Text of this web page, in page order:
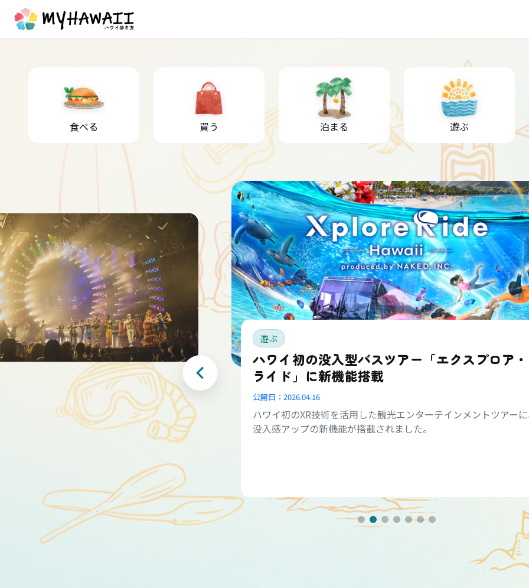
食べる 買う 泊まる 遊ぶ
遊ぶ
ハワイ初の没入型バスツアー「エクスプロア・
ライド」に新機能搭載
公開日： 2026.04.16
ハワイ初のXR技術を活用した観光エンターテインメントツアー
没入感アップの新機能が搭載されました。